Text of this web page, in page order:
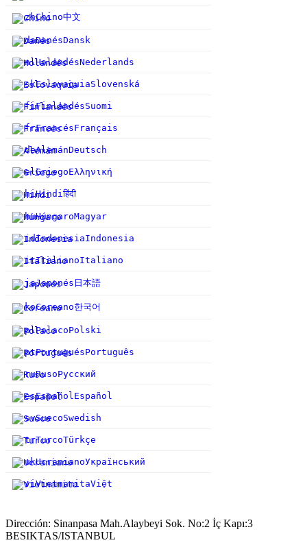
zhChino中文
daDanésDansk
nlHolandésNederlands
skEslovaquiaSlovenská
fiFinlandésSuomi
frFrancésFrançais
deAlemánDeutsch
elGriegoΕλληνική
hiHindiहिंदी
huHúngaroMagyar
idIndonesiaIndonesia
itItalianoItaliano
jaJaponés 日本語
koCoreano한국어
plPolacoPolski
ptPortuguésPortuguês
ruRusoРусский
esEspañol Español
svSuecoSwedish
trTurcoTürkçe
ukUcranianoУкраїнський
viVietnamitaViệt
Dirección: Sinanpasa Mah.Alaybeyi Sok. No:2 İç Kapı:3
BESIKTAS/ISTANBUL